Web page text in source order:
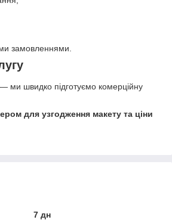
замовленнями.
ми швидко підготуємо комерційну
для узгодження макету та ціни
7 дн